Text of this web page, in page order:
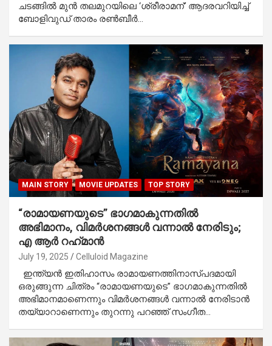
ചടങ്ങിൽ മുൻ തലമുറയിലെ ‘ശ്രീരാമന്’ ആദരവറിയിച്ച്
ബോളിവുഡ് താരം രൺബീർ…
MAIN STORY MOVIE UPDATES TOP STORY
“രാമായണയുടെ” ഭാഗമാകുന്നതിൽ
അഭിമാനം, വിമർശനങ്ങൾ വന്നാൽ നേരിടും;
എ ആർ റഹ്‌മാൻ
July 19, 2025 Celluloid Magazine
ഇന്ത്യൻ ഇതിഹാസം രാമായണത്തിനാസ്പദമായി
ഒരുങ്ങുന്ന ചിത്രം “രാമായണയുടെ” ഭാഗമാകുന്നതിൽ
അഭിമാനമാണെന്നും വിമർശനങ്ങൾ വന്നാൽ നേരിടാൻ
തയ്യാറാണെന്നും തുറന്നു പറഞ്ഞ് സംഗീത…